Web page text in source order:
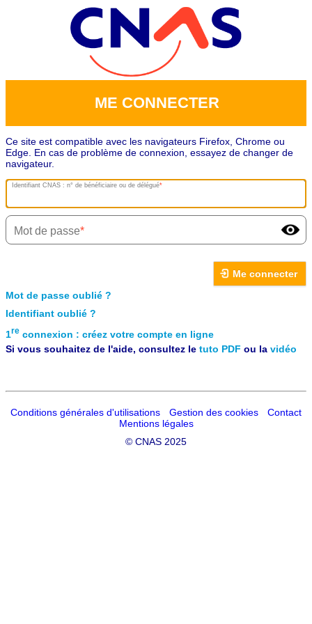
ME CONNECTER
Ce site est compatible avec les navigateurs Firefox, Chrome ou
Edge. En cas de problème de connexion, essayez de changer de
navigateur.
Identifiant CNAS : n° de bénéficiaire ou de délégué
Mot de passe
Me connecter
Mot de passe oublié ?
Identifiant oublié ?
1re connexion : créez votre compte en ligne
Si vous souhaitez de l'aide, consultez le tuto PDF ou la vidéo
Conditions générales d'utilisations Gestion des cookies
Contact
Mentions légales
© CNAS 2025